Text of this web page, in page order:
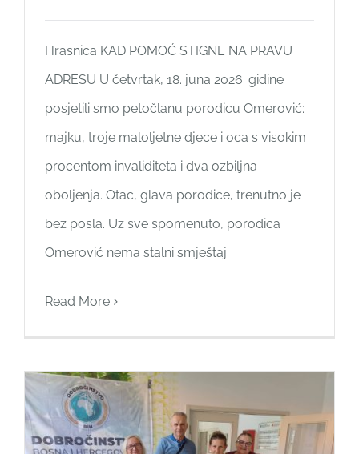
Hrasnica KAD POMOĆ STIGNE NA PRAVU
ADRESU U četvrtak, 18. juna 2026. gidine
posjetili smo petočlanu porodicu Omerović:
majku, troje maloljetne djece i oca s visokim
procentom invaliditeta i dva ozbiljna
oboljenja. Otac, glava porodice, trenutno je
bez posla. Uz sve spomenuto, porodica
Omerović nema stalni smještaj
Read More